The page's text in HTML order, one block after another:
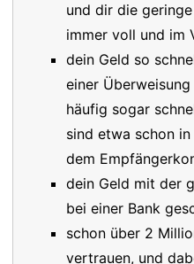
und dir die
immer voll und im
dein Geld so
einer
häufig sogar
sind etwa schon
dem
dein Geld mit der
bei einer Bank
schon über 2
vertrauen, und